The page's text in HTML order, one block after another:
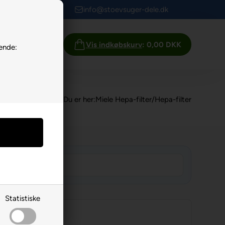
Statistiske
info@stoevsuger-dele.dk
Vis indkøbskurv: 0,00 DKK
Du er her:Miele Hepa-filter/Hepa-filter